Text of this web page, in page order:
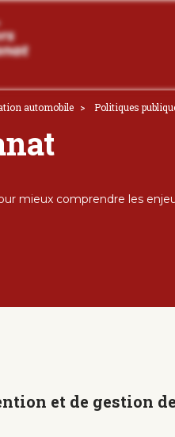
automobile Politiques
mieux comprendre les
et de gestion